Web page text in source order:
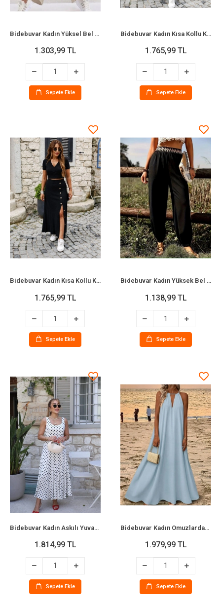
Bidebuvar Kadın Yüksel Bel Lastikli önden çapraz Detaylı Sandy Pantolon
1.303,99 TL
Sepete Ekle
Bidebuvar Kadın Kısa Kollu Kruvaze Yakalı Kısa Krop Ottoman Bluz Ve Midi Etek Ikili Takım
1.765,99 TL
Sepete Ekle
Bidebuvar Kadın Kısa Kollu Kruvaze Yakalı Kısa Krop Ottoman Bluz Ve Midi Etek Ikili Takım
1.765,99 TL
Sepete Ekle
Bidebuvar Kadın Yüksek Bel Beli Lastikli Dökümlü Ve Beli şeritli Pera Pantolon
1.138,99 TL
Sepete Ekle
Bidebuvar Kadın Askılı Yuvarlak Yakalı Uzun Süprem Elbise
1.814,99 TL
Sepete Ekle
Bidebuvar Kadın Omuzlardan Açık Boyundan Aksesuar Detaylı Kemersiz Uzun Viskon Elbise
1.979,99 TL
Sepete Ekle